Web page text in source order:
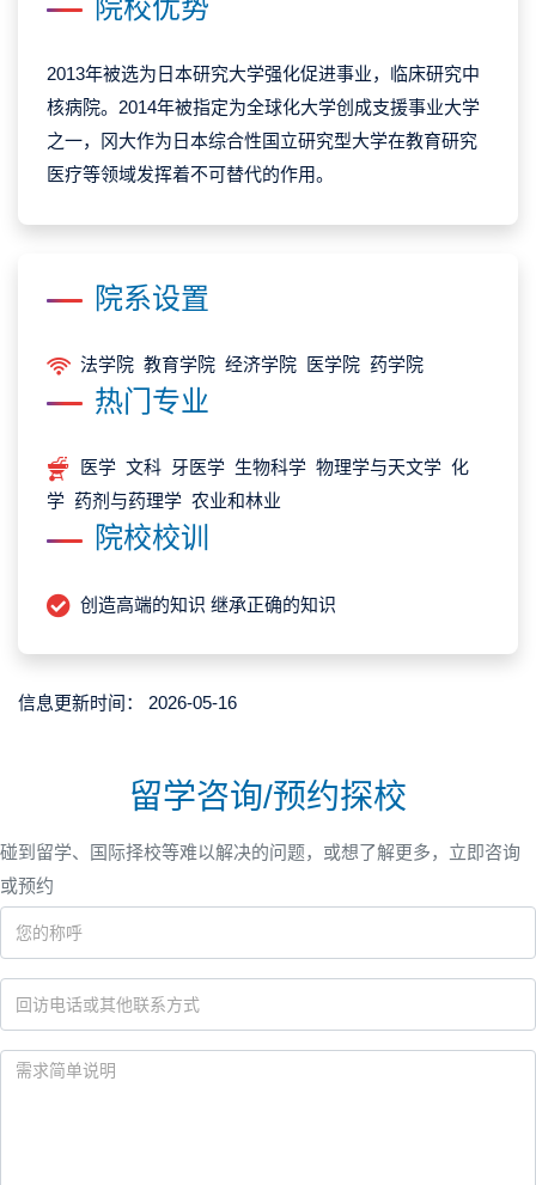
院校优势
2013年被选为日本研究大学强化促进事业，临床研究中
核病院。2014年被指定为全球化大学创成支援事业大学
之一，冈大作为日本综合性国立研究型大学在教育研究
医疗等领域发挥着不可替代的作用。
院系设置
法学院 教育学院 经济学院 医学院 药学院
热门专业
医学 文科 牙医学 生物科学 物理学与天文学 化
学 药剂与药理学 农业和林业
院校校训
创造高端的知识 继承正确的知识
信息更新时间： 2026-05-16
留学咨询/预约探校
碰到留学、国际择校等难以解决的问题，或想了解更多，立即咨询
或预约